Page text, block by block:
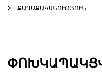
ՔԱՂԱՔԱԿԱՆՈՒԹՅՈՒՆ